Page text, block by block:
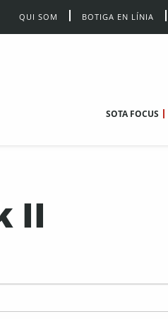
QUI SOM BOTIGA EN LÍNIA
SOTA FOCUS
II